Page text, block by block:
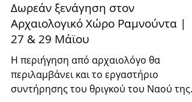
24 Μαΐ 2022
Αρχαίος Μαραθώνας
Δωρεάν ξενάγηση στον
Αρχαιολογικό Χώρο Ραμνούντα |
27 & 29 Μάϊου